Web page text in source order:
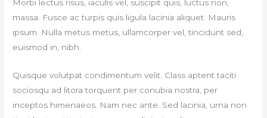
Morbi lectus risus, iaculis vel, suscipit quis, luctus non,
massa. Fusce ac turpis quis ligula lacinia aliquet. Mauris
ipsum. Nulla metus metus, ullamcorper vel, tincidunt sed,
euismod in, nibh.
Quisque volutpat condimentum velit. Class aptent taciti
sociosqu ad litora torquent per conubia nostra, per
inceptos himenaeos. Nam nec ante. Sed lacinia, urna non